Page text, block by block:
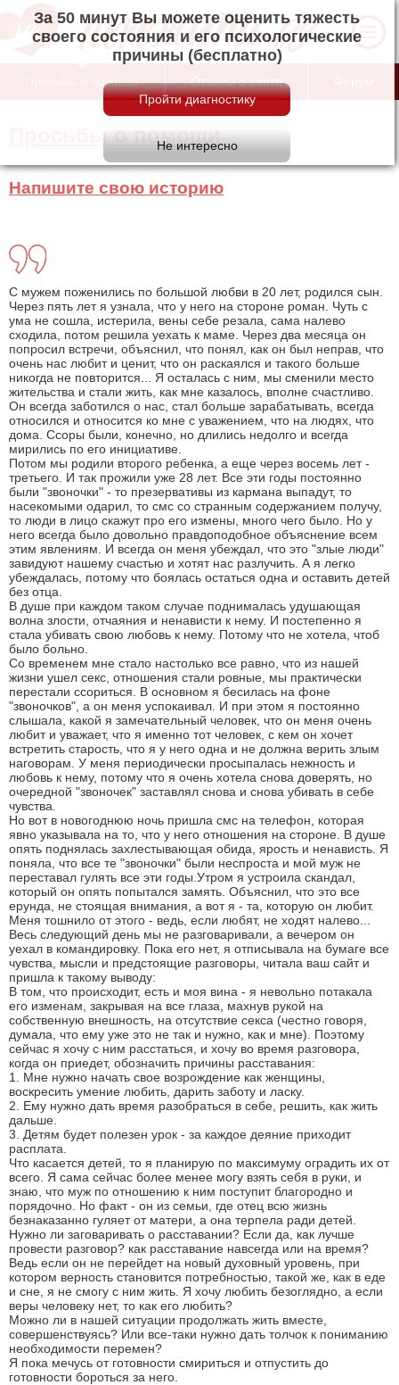
За 50 минут Вы можете оценить тяжесть
своего состояния и его психологические
причины (бесплатно)
Просьбы о помощи Отзывы о сайте
Просьбы о помощи
Напишите свою историю
С мужем поженились по большой любви в 20 лет, родился сын.
Через пять лет я узнала, что у него на стороне роман. Чуть с
ума не сошла, истерила, вены себе резала, сама налево
сходила, потом решила уехать к маме. Через два месяца он
попросил встречи, объяснил, что понял, как он был неправ, что
очень нас любит и ценит, что он раскаялся и такого больше
никогда не повторится... Я осталась с ним, мы сменили место
жительства и стали жить, как мне казалось, вполне счастливо.
Он всегда заботился о нас, стал больше зарабатывать, всегда
относился и относится ко мне с уважением, что на людях, что
дома. Ссоры были, конечно, но длились недолго и всегда
мирились по его инициативе.
Потом мы родили второго ребенка, а еще через восемь лет -
третьего. И так прожили уже 28 лет. Все эти годы постоянно
были "звоночки" - то презервативы из кармана выпадут, то
насекомыми одарил, то смс со странным содержанием получу,
то люди в лицо скажут про его измены, много чего было. Но у
него всегда было довольно правдоподобное объяснение всем
этим явлениям. И всегда он меня убеждал, что это "злые люди"
завидуют нашему счастью и хотят нас разлучить. А я легко
убеждалась, потому что боялась остаться одна и оставить детей
без отца.
В душе при каждом таком случае поднималась удушающая
волна злости, отчаяния и ненависти к нему. И постепенно я
стала убивать свою любовь к нему. Потому что не хотела, чтоб
было больно.
Со временем мне стало настолько все равно, что из нашей
жизни ушел секс, отношения стали ровные, мы практически
перестали ссориться. В основном я бесилась на фоне
"звоночков", а он меня успокаивал. И при этом я постоянно
слышала, какой я замечательный человек, что он меня очень
любит и уважает, что я именно тот человек, с кем он хочет
встретить старость, что я у него одна и не должна верить злым
наговорам. У меня периодически просыпалась нежность и
любовь к нему, потому что я очень хотела снова доверять, но
очередной "звоночек" заставлял снова и снова убивать в себе
чувства.
Но вот в новогоднюю ночь пришла смс на телефон, которая
явно указывала на то, что у него отношения на стороне. В душе
опять поднялась захлестывающая обида, ярость и ненависть. Я
поняла, что все те "звоночки" были неспроста и мой муж не
переставал гулять все эти годы.Утром я устроила скандал,
который он опять попытался замять. Объяснил, что это все
ерунда, не стоящая внимания, а вот я - та, которую он любит.
Меня тошнило от этого - ведь, если любят, не ходят налево...
Весь следующий день мы не разговаривали, а вечером он
уехал в командировку. Пока его нет, я отписывала на бумаге все
чувства, мысли и предстоящие разговоры, читала ваш сайт и
пришла к такому выводу:
В том, что происходит, есть и моя вина - я невольно потакала
его изменам, закрывая на все глаза, махнув рукой на
собственную внешность, на отсутствие секса (честно говоря,
думала, что ему уже это не так и нужно, как и мне). Поэтому
сейчас я хочу с ним расстаться, и хочу во время разговора,
когда он приедет, обозначить причины расставания:
1. Мне нужно начать свое возрождение как женщины,
воскресить умение любить, дарить заботу и ласку.
2. Ему нужно дать время разобраться в себе, решить, как жить
дальше.
3. Детям будет полезен урок - за каждое деяние приходит
расплата.
Что касается детей, то я планирую по максимуму оградить их от
всего. Я сама сейчас более менее могу взять себя в руки, и
знаю, что муж по отношению к ним поступит благородно и
порядочно. Но факт - он из семьи, где отец всю жизнь
безнаказанно гуляет от матери, а она терпела ради детей.
Нужно ли заговаривать о расставании? Если да, как лучше
провести разговор? как расставание навсегда или на время?
Ведь если он не перейдет на новый духовный уровень, при
котором верность становится потребностью, такой же, как в еде
и сне, я не смогу с ним жить. Я хочу любить безоглядно, а если
веры человеку нет, то как его любить?
Можно ли в нашей ситуации продолжать жить вместе,
совершенствуясь? Или все-таки нужно дать толчок к пониманию
необходимости перемен?
Я пока мечусь от готовности смириться и отпустить до
готовности бороться за него.